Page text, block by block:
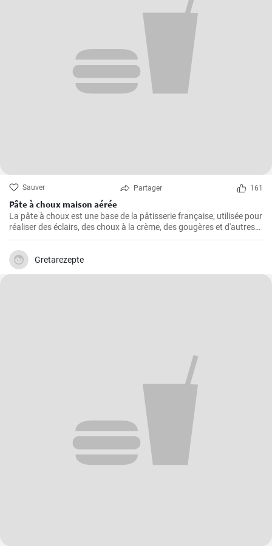
Sauver Partager 161
Pâte à choux maison aérée
La pâte à choux est une base de la pâtisserie française, utilisée pour
réaliser des éclairs, des choux à la crème, des gougères et d'autres
délicieuses pâtisseries.
Gretarezepte